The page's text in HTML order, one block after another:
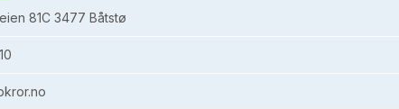
81C 3477 Båtstø